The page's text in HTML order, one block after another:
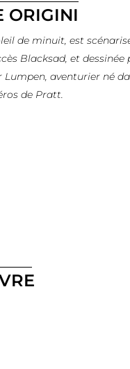
ORIGINI
de minuit, est
Blacksad, et
aventurier né
de Pratt.